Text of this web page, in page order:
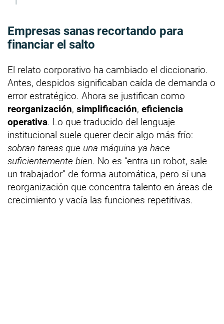
Empresas sanas recortando para
financiar el salto
El relato corporativo ha cambiado el diccionario.
Antes, despidos significaban caída de demanda o
error estratégico. Ahora se justifican como
reorganización, simplificación, eficiencia
operativa. Lo que traducido del lenguaje
institucional suele querer decir algo más frío:
sobran tareas que una máquina ya hace
suficientemente bien. No es “entra un robot, sale
un trabajador” de forma automática, pero sí una
reorganización que concentra talento en áreas de
crecimiento y vacía las funciones repetitivas.